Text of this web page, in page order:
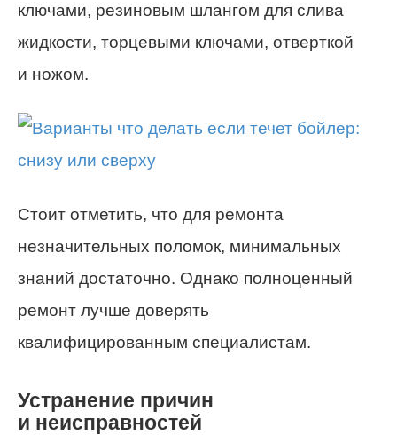
ключами, резиновым шлангом для слива
жидкости, торцевыми ключами, отверткой
и ножом.
Стоит отметить, что для ремонта
незначительных поломок, минимальных
знаний достаточно. Однако полноценный
ремонт лучше доверять
квалифицированным специалистам.
Устранение причин
и неисправностей